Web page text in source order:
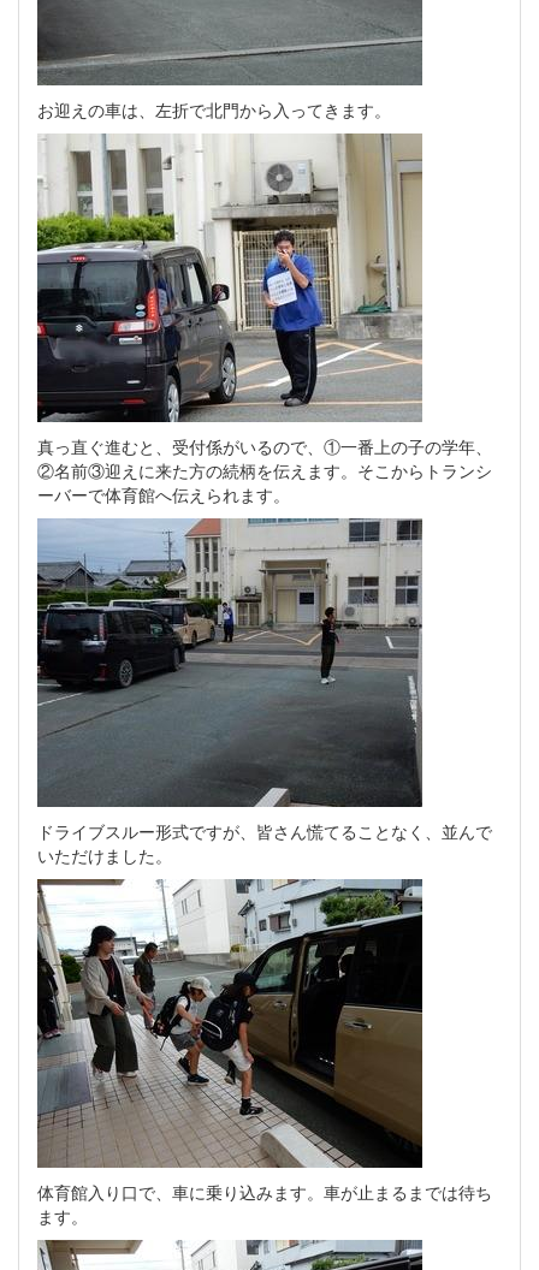
お迎えの車は、左折で北門から入ってきます。
真っ直ぐ進むと、受付係がいるので、①一番上の子の学年、
②名前③迎えに来た方の続柄を伝えます。そこからトランシ
ーバーで体育館へ伝えられます。
ドライブスルー形式ですが、皆さん慌てることなく、並んで
いただけました。
体育館入り口で、車に乗り込みます。車が止まるまでは待ち
ます。